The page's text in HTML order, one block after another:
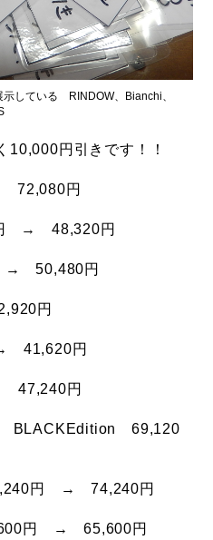
示している RINDOW、Bianchi、
10,000円引きです！！
円
円 → 48,320円
→ 50,480円
円
41,620円
円
69,120
円 → 74,240円
円 → 65,600円